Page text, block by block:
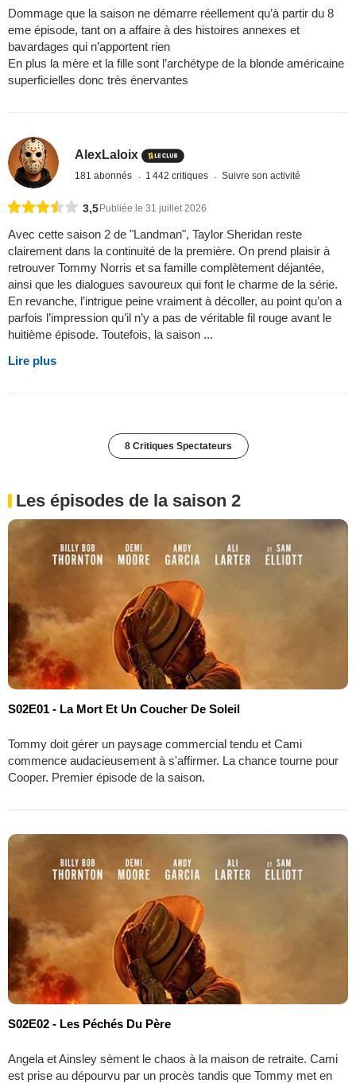
Dommage que la saison ne démarre réellement qu’à partir du 8
eme épisode, tant on a affaire à des histoires annexes et
bavardages qui n’apportent rien
En plus la mère et la fille sont l’archétype de la blonde américaine
superficielles donc très énervantes
AlexLaloix
181 abonnés 1 442 critiques Suivre son activité
3,5Publiée le 31 juillet 2026
Avec cette saison 2 de "Landman", Taylor Sheridan reste
clairement dans la continuité de la première. On prend plaisir à
retrouver Tommy Norris et sa famille complètement déjantée,
ainsi que les dialogues savoureux qui font le charme de la série.
En revanche, l’intrigue peine vraiment à décoller, au point qu’on a
parfois l’impression qu’il n’y a pas de véritable fil rouge avant le
huitième épisode. Toutefois, la saison ...
Lire plus
8 Critiques Spectateurs
Les épisodes de la saison 2
S02E01 - La Mort Et Un Coucher De Soleil
Tommy doit gérer un paysage commercial tendu et Cami
commence audacieusement à s'affirmer. La chance tourne pour
Cooper. Premier épisode de la saison.
S02E02 - Les Péchés Du Père
Angela et Ainsley sèment le chaos à la maison de retraite. Cami
est prise au dépourvu par un procès tandis que Tommy met en